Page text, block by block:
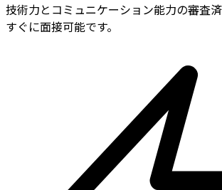
技術力とコミュニケーション能力の審査済
すぐに面接可能です。